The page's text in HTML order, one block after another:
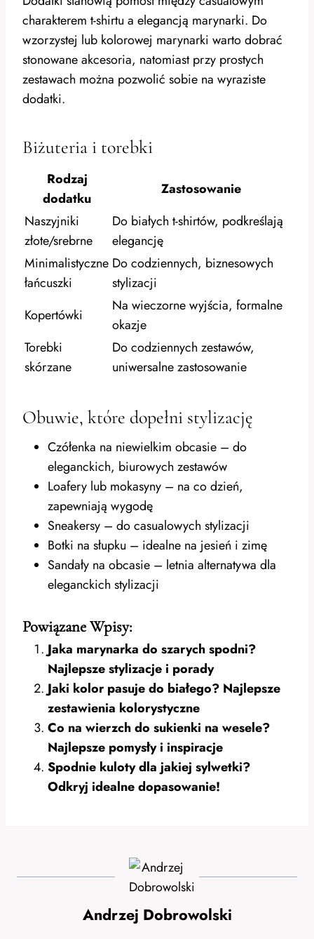
charakterem t-shirtu a elegancją marynarki. Do
wzorzystej lub kolorowej marynarki warto dobrać
stonowane akcesoria, natomiast przy prostych
zestawach można pozwolić sobie na wyraziste
dodatki.
Biżuteria i torebki
Rodzaj
dodatku
Zastosowanie
Naszyjniki
złote/srebrne
Do białych t-shirtów, podkreślają
elegancję
Minimalistyczne
łańcuszki
Do codziennych, biznesowych
stylizacji
Kopertówki
Na wieczorne wyjścia, formalne
okazje
Torebki
skórzane
Do codziennych zestawów,
uniwersalne zastosowanie
Obuwie, które dopełni stylizację
Czółenka na niewielkim obcasie – do
eleganckich, biurowych zestawów
Loafery lub mokasyny – na co dzień,
zapewniają wygodę
Sneakersy – do casualowych stylizacji
Botki na słupku – idealne na jesień i zimę
Sandały na obcasie – letnia alternatywa dla
eleganckich stylizacji
Powiązane Wpisy:
Jaka marynarka do szarych spodni?
Najlepsze stylizacje i porady
Jaki kolor pasuje do białego? Najlepsze
zestawienia kolorystyczne
Co na wierzch do sukienki na wesele?
Najlepsze pomysły i inspiracje
Spodnie kuloty dla jakiej sylwetki?
Odkryj idealne dopasowanie!
Andrzej Dobrowolski